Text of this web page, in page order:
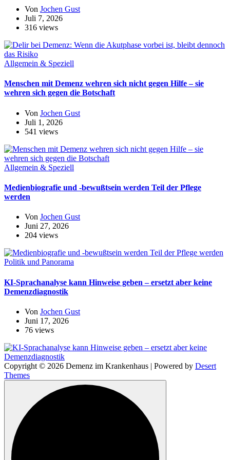
Von Jochen Gust
Juli 7, 2026
316 views
Allgemein & Speziell
Menschen mit Demenz wehren sich nicht gegen Hilfe – sie
wehren sich gegen die Botschaft
Von Jochen Gust
Juli 1, 2026
541 views
Allgemein & Speziell
Medienbiografie und -bewußtsein werden Teil der Pflege
werden
Von Jochen Gust
Juni 27, 2026
204 views
Politik und Panorama
KI-Sprachanalyse kann Hinweise geben – ersetzt aber keine
Demenzdiagnostik
Von Jochen Gust
Juni 17, 2026
76 views
Copyright © 2026 Demenz im Krankenhaus | Powered by Desert
Themes